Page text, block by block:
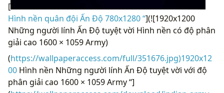
[
Hình nền quân đội Ấn Độ 780x1280 “](![1920x1200
Những người lính Ấn Độ tuyệt vời Hình nền có độ phân
giải cao 1600 × 1059 Army)
(https://wallpaperaccess.com/full/351676.jpg)1920x12
00 Hình nền Những người lính Ấn Độ tuyệt vời với độ
phân giải cao 1600 × 1059 Army “]